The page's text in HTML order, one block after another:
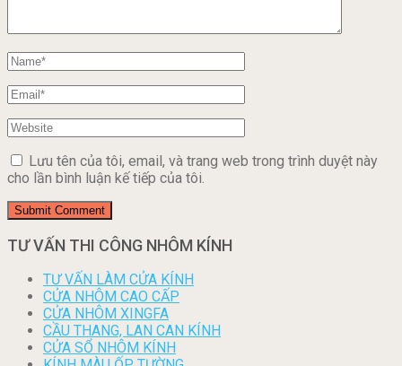
Lưu tên của tôi, email, và trang web trong trình duyệt này
cho lần bình luận kế tiếp của tôi.
TƯ VẤN THI CÔNG NHÔM KÍNH
TƯ VẤN LÀM CỬA KÍNH
CỬA NHÔM CAO CẤP
CỬA NHÔM XINGFA
CẦU THANG, LAN CAN KÍNH
CỬA SỔ NHÔM KÍNH